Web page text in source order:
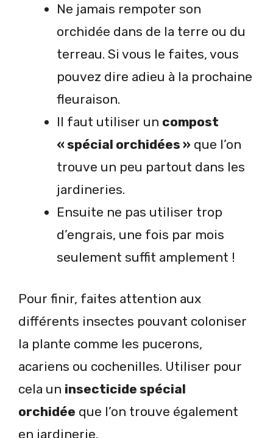
Ne jamais rempoter son
orchidée dans de la terre ou du
terreau. Si vous le faites, vous
pouvez dire adieu à la prochaine
fleuraison.
Il faut utiliser un compost
« spécial orchidées » que l’on
trouve un peu partout dans les
jardineries.
Ensuite ne pas utiliser trop
d’engrais, une fois par mois
seulement suffit amplement !
Pour finir, faites attention aux
différents insectes pouvant coloniser
la plante comme les pucerons,
acariens ou cochenilles. Utiliser pour
cela un insecticide spécial
orchidée que l’on trouve également
en jardinerie.